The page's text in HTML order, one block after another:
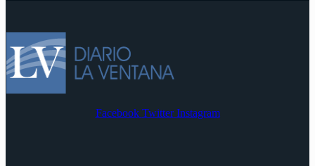
Facebook Twitter Instagram